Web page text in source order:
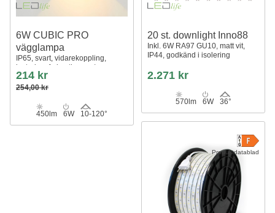
6W CUBIC PRO
vägglampa
IP65, svart, vidarekoppling,
justerbar, fyrkantig, upp/ner,
utomhus, inkl. ljuskälla
214 kr
254,00 kr
450lm 6W 10-120°
20 st. downlight Inno88
Inkl. 6W RA97 GU10, matt vit,
IP44, godkänd i isolering
2.271 kr
570lm 6W 36°
Produktdatablad